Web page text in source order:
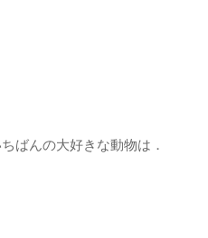
ばんの大好きな動物は．